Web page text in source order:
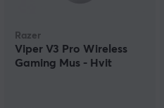
Razer
Viper V3 Pro Wireless
Gaming Mus - Hvit